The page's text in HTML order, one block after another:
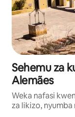
Sehemu za
Alemães
Weka nafasi
za likizo,